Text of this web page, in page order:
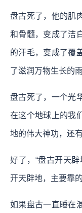
盘古死了，他的肌
和骨髓，变成了洁
的汗毛，变成了覆
了滋润万物生长的雨
盘古死了，一个光
在这个地球上的我
地的伟大神功，还
好了，“盘古开天
开天辟地，主要靠
如果盘古一直睡在